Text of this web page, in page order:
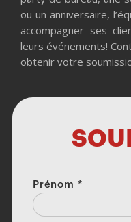
ou un anniversaire,
accompagner ses
leurs événements!
obtenir votre
Prénom *